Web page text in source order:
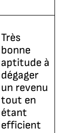
Très
bonne
aptitude à
dégager
un revenu
tout en
étant
efficient